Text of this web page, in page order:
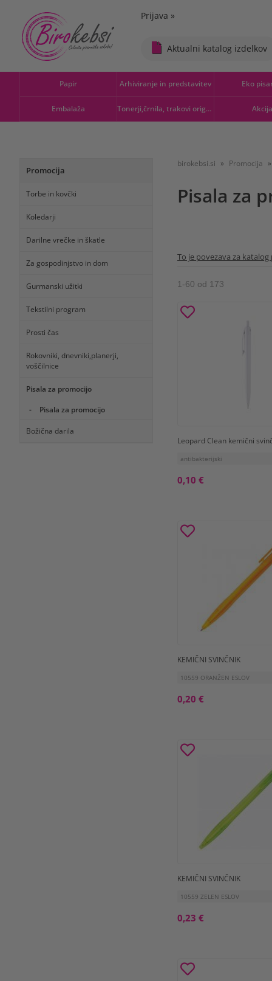
Prijava »
Aktualni katalog izdelkov
Papir Arhiviranje in predstavitev Eko
Embalaža Tonerji,črnila, trakovi orig.-rec. Akcija
Promocija
Torbe in kovčki
Koledarji
Darilne vrečke in škatle
Za gospodinjstvo in dom
Gurmanski užitki
Tekstilni program
Prosti čas
Rokovniki, dnevniki,planerji,
voščilnice
Pisala za promocijo
Pisala za promocijo
Božična darila
birokebsi.si Promocija
Pisala za
To je povezava za
1 -60 od 173
Leopard Clean kemični
antibakterijski
0,10 €
KEMIČNI SVINČNIK
10559 ORANŽEN ESLOV
0,20 €
KEMIČNI SVINČNIK
10559 ZELEN ESLOV
0,23 €